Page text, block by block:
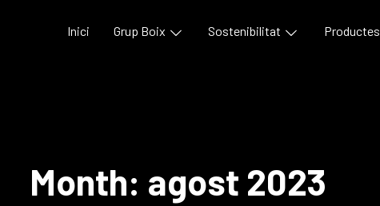
Inici Grup Boix Sostenibilitat Productes
Month: agost 2023